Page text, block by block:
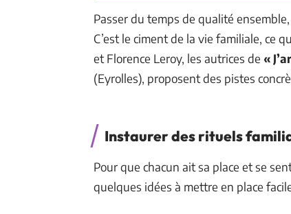
Passer du temps de qualité
C’est le ciment de la vie familiale, ce
et Florence Leroy, les autrices de «
(Eyrolles), proposent des pistes
Instaurer des rituels
Pour que chacun ait sa place et se
quelques idées à mettre en place